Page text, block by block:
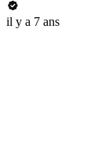
il y a 7 ans